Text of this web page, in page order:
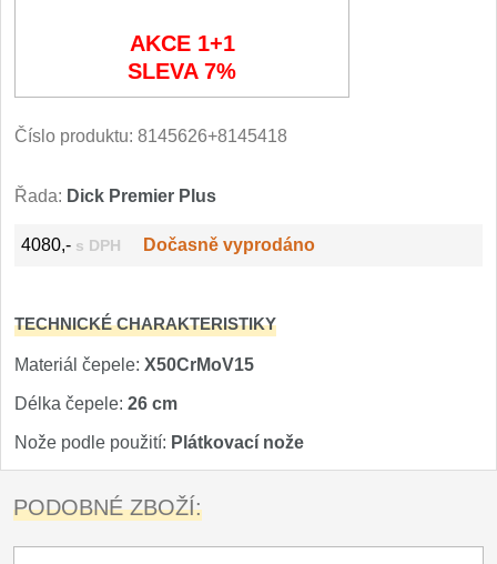
Vykosťovací nože 41
Japonské nože 57
Kuchyňské příslušenství
2
Kapesní 6
AKCE 1+1
SLEVA 7%
Číslo produktu: 8145626+8145418
Řada: Dick Premier Plus
4080,- s DPH Dočasně vyprodáno
TECHNICKÉ CHARAKTERISTIKY
Materiál čepele: X50CrMoV15
Délka čepele: 26 cm
Nože podle použití: Plátkovací nože
PODOBNÉ ZBOŽÍ: